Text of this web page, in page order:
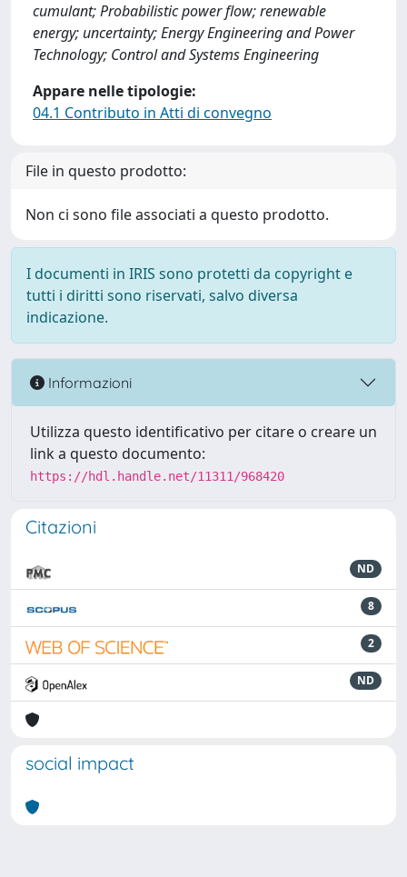
cumulant; Probabilistic power flow; renewable
energy; uncertainty; Energy Engineering and Power
Technology; Control and Systems Engineering
Appare nelle tipologie:
04.1 Contributo in Atti di convegno
File in questo prodotto:
Non ci sono file associati a questo prodotto.
I documenti in IRIS sono protetti da copyright e
tutti i diritti sono riservati, salvo diversa
indicazione.
Informazioni
Utilizza questo identificativo per citare o creare un
link a questo documento:
https://hdl.handle.net/11311/968420
Citazioni
ND
8
2
ND
social impact